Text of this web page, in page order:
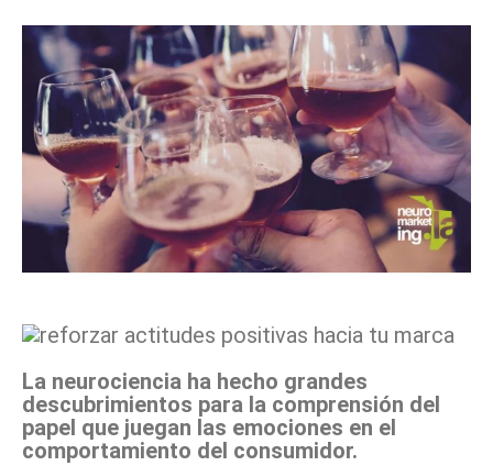
La neurociencia ha hecho grandes
descubrimientos para la comprensión del
papel que juegan las emociones en el
comportamiento del consumidor.